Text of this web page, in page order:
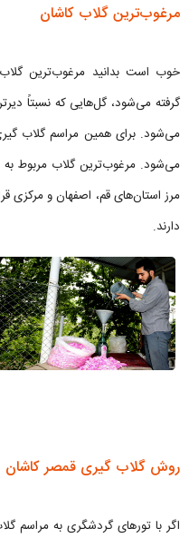
مرغوب‌ترین گلاب کاشان
خوب است بدانید مرغوب‌ترین
گرفته می‌شود، گل‌هایی که نسبتاً
می‌شود. برای همین مراسم گلاب
می‌شود. مرغوب‌ترین گلاب مربوط به
دارند.
روش گلاب گیری قمصر کاشان
اگر با تورهای گردشگری به مراسم